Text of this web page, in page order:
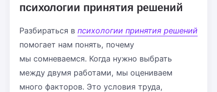
психологии принятия решений
Разбираться в психологии принятия решений
помогает нам понять, почему
мы сомневаемся. Когда нужно выбрать
между двумя работами, мы оцениваем
много факторов. Это условия труда,